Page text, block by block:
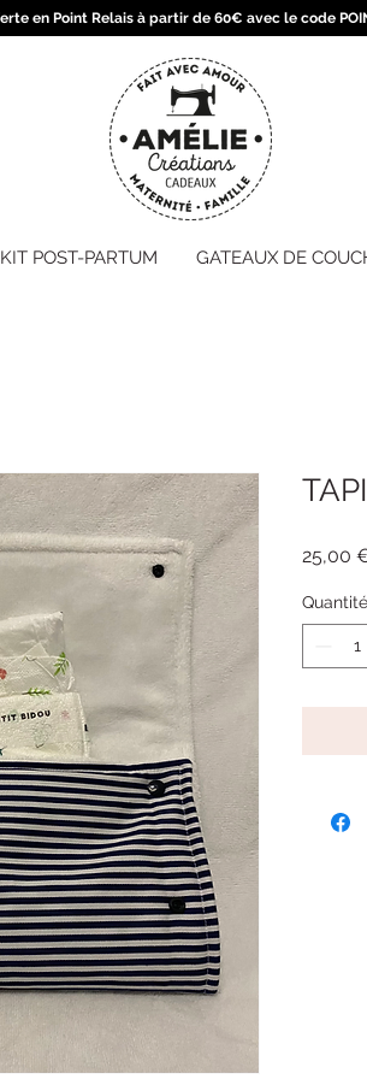
KIT POST-PARTUM GATEAUX DE
25,00
Quantité